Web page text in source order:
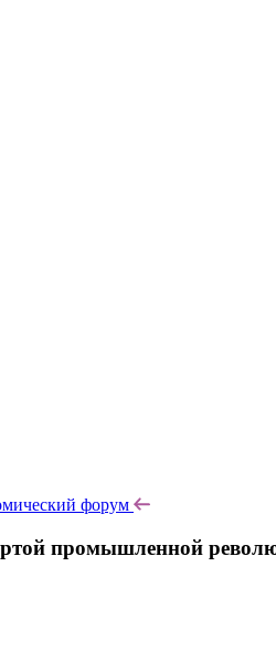
форум
промышленной